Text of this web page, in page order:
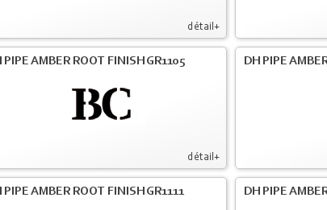
détail+
détail+
PIPE AMBER ROOT FINISH GR1105 DH PIPE
PIPE AMBER ROOT FINISH GR1111 DH PIPE